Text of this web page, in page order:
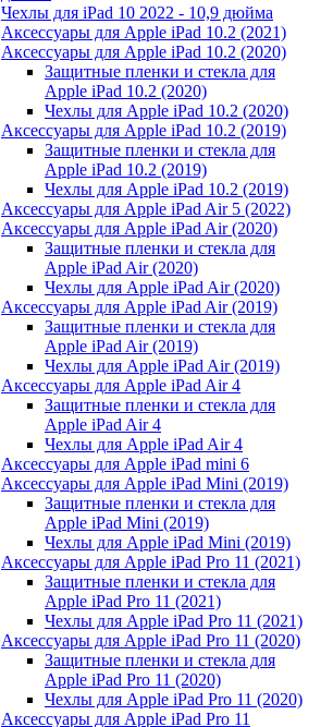
Чехлы для iPad 10 2022 - 10,9 дюйма
Аксессуары для Apple iPad 10.2 (2021)
Аксессуары для Apple iPad 10.2 (2020)
Защитные пленки и стекла для
Apple iPad 10.2 (2020)
Чехлы для Apple iPad 10.2 (2020)
Аксессуары для Apple iPad 10.2 (2019)
Защитные пленки и стекла для
Apple iPad 10.2 (2019)
Чехлы для Apple iPad 10.2 (2019)
Аксессуары для Apple iPad Air 5 (2022)
Аксессуары для Apple iPad Air (2020)
Защитные пленки и стекла для
Apple iPad Air (2020)
Чехлы для Apple iPad Air (2020)
Аксессуары для Apple iPad Air (2019)
Защитные пленки и стекла для
Apple iPad Air (2019)
Чехлы для Apple iPad Air (2019)
Аксессуары для Apple iPad Air 4
Защитные пленки и стекла для
Apple iPad Air 4
Чехлы для Apple iPad Air 4
Аксессуары для Apple iPad mini 6
Аксессуары для Apple iPad Mini (2019)
Защитные пленки и стекла для
Apple iPad Mini (2019)
Чехлы для Apple iPad Mini (2019)
Аксессуары для Apple iPad Pro 11 (2021)
Защитные пленки и стекла для
Apple iPad Pro 11 (2021)
Чехлы для Apple iPad Pro 11 (2021)
Аксессуары для Apple iPad Pro 11 (2020)
Защитные пленки и стекла для
Apple iPad Pro 11 (2020)
Чехлы для Apple iPad Pro 11 (2020)
Аксессуары для Apple iPad Pro 11